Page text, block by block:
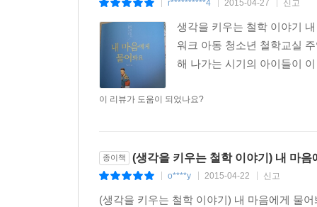
r**********4 2015-04-27 신고
생각을 키우는 철학 이야기
워크 아동 청소년 철학교실
해 나가는 시기의 아이들이
이 리뷰가 도움이 되었나요?
종이책 (생각을 키우는 철학 이야기) 내 마음
o****y 2015-04-22 신고
(생각을 키우는 철학 이야기) 내 마음에게 물